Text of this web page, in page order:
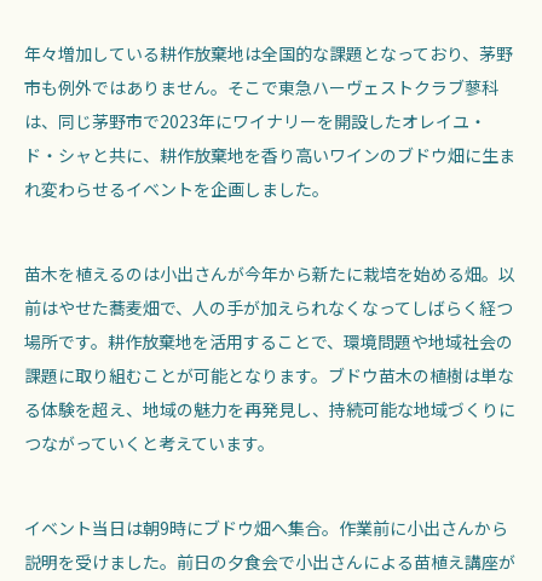
年々増加している耕作放棄地は全国的な課題となっており、茅野
市も例外ではありません。そこで東急ハーヴェストクラブ蓼科
は、同じ茅野市で2023年にワイナリーを開設したオレイユ・
ド・シャと共に、耕作放棄地を香り高いワインのブドウ畑に生ま
れ変わらせるイベントを企画しました。
苗木を植えるのは小出さんが今年から新たに栽培を始める畑。以
前はやせた蕎麦畑で、人の手が加えられなくなってしばらく経つ
場所です。耕作放棄地を活用することで、環境問題や地域社会の
課題に取り組むことが可能となります。ブドウ苗木の植樹は単な
る体験を超え、地域の魅力を再発見し、持続可能な地域づくりに
つながっていくと考えています。
イベント当日は朝9時にブドウ畑へ集合。作業前に小出さんから
説明を受けました。前日の夕食会で小出さんによる苗植え講座が